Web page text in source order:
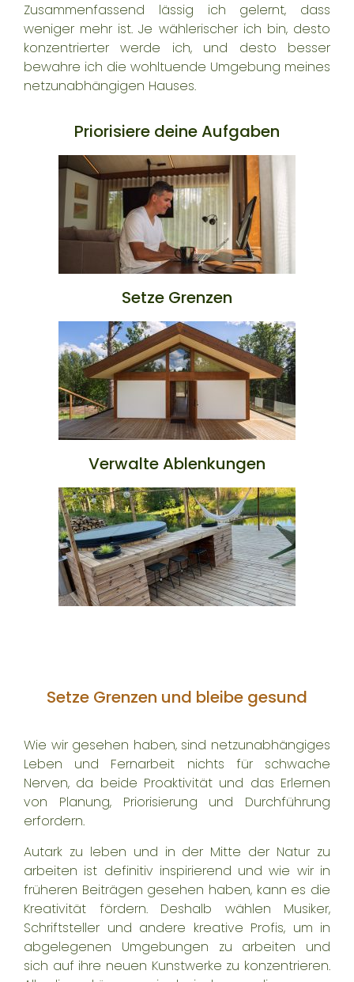
Zusammenfassend lässig ich gelernt, dass
weniger mehr ist. Je wählerischer ich bin, desto
konzentrierter werde ich, und desto besser
bewahre ich die wohltuende Umgebung meines
netzunabhängigen Hauses.
Priorisiere deine Aufgaben
Setze Grenzen
Verwalte Ablenkungen
Setze Grenzen und bleibe gesund
Wie wir gesehen haben, sind netzunabhängiges
Leben und Fernarbeit nichts für schwache
Nerven, da beide Proaktivität und das Erlernen
von Planung, Priorisierung und Durchführung
erfordern.
Autark zu leben und in der Mitte der Natur zu
arbeiten ist definitiv inspirierend und wie wir in
früheren Beiträgen gesehen haben, kann es die
Kreativität fördern. Deshalb wählen Musiker,
Schriftsteller und andere kreative Profis, um in
abgelegenen Umgebungen zu arbeiten und
sich auf ihre neuen Kunstwerke zu konzentrieren.